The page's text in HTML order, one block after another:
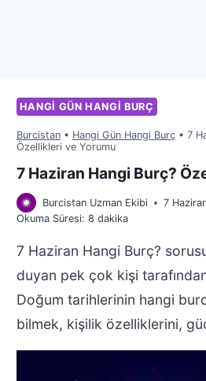
HANGI GÜN HANGI BURÇ
Burcistan• Hangi Gün Hangi Burç• 7
Özellikleri ve Yorumu
7 Haziran Hangi Burç?
Burcistan Uzman Ekibi
7
Okuma Süresi: 8 dakika
7 Haziran Hangi Burç?
duyan pek çok kişi
Doğum tarihlerinin hangi
bilmek, kişilik özelliklerini,